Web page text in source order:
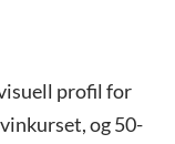
profil for
og 50-